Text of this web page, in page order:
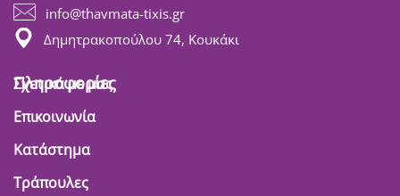
info@thavmata-tixis.gr
Δημητρακοπούλου 74, Κουκάκι
Πληροφορίες
Σχετικά με μας
Επικοινωνία
Κατάστημα
Τράπουλες